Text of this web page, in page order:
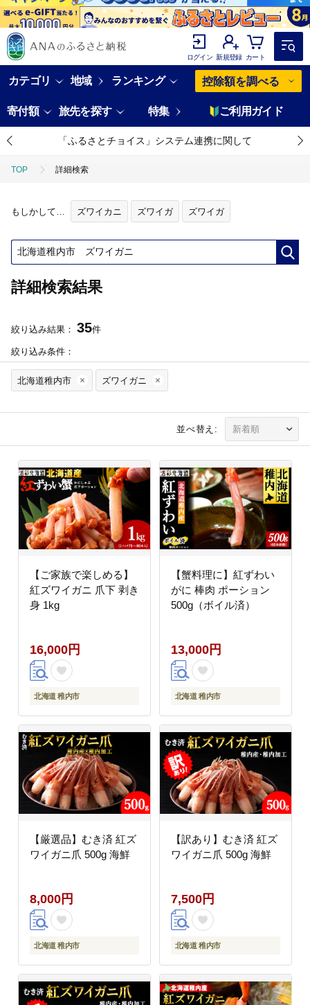
ログイン 新規登録 カート
カテゴリ 地域 ランキング 控除額を調べる
寄付額 旅先を探す 特集 ご利用ガイド
「ふるさとチョイス」システム連携に関して
TOP 詳細検索
もしかして… ズワイカニ ズワイガ ズワイガ
詳細検索結果
絞り込み結果： 35件
絞り込み条件：
北海道稚内市 ズワイガニ
並べ替え:
【ご家族で楽しめる】
紅ズワイガニ 爪下 剥き
身 1kg
16,000円
北海道 稚内市
【蟹料理に】紅ずわい
がに 棒肉 ポーション
500g（ボイル済）
13,000円
北海道 稚内市
【厳選品】むき済 紅ズ
ワイガニ爪 500g 海鮮
8,000円
北海道 稚内市
【訳あり】むき済 紅ズ
ワイガニ爪 500g 海鮮
7,500円
北海道 稚内市